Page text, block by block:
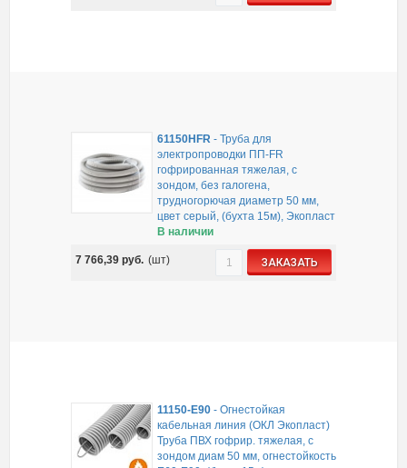
61150HFR- Труба для
электропроводки ПП-FR
гофрированная тяжелая, с
зондом, без галогена,
трудногорючая диаметр 50 мм,
цвет серый, (бухта 15м), Экопласт
В наличии
7 766,39 руб. (шт) ЗАКАЗАТЬ
11150-E90- Огнестойкая
кабельная линия (ОКЛ Экопласт)
Труба ПВХ гофрир. тяжелая, с
зондом диам 50 мм, огнестойкость